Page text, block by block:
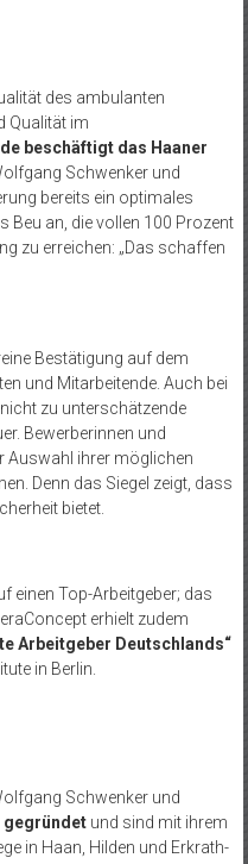
des ambulanten
Qualität im
beschäftigt das Haaner
Schwenker und
bereits ein optimales
Beu an, die vollen 100 Prozent
zu erreichen: „Das schaffen
Bestätigung auf dem
und Mitarbeitende. Auch bei
zu unterschätzende
Bewerberinnen und
Auswahl ihrer möglichen
Denn das Siegel zeigt, dass
bietet.
einen Top-Arbeitgeber; das
erhielt zudem
Arbeitgeber Deutschlands“
in Berlin.
Schwenker und
gegründet und sind mit ihrem
in Haan, Hilden und Erkrath-